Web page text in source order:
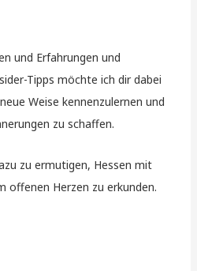
und Erfahrungen und
Tipps möchte ich dir dabei
Weise kennenzulernen und
zu schaffen.
zu ermutigen, Hessen mit
offenen Herzen zu erkunden.